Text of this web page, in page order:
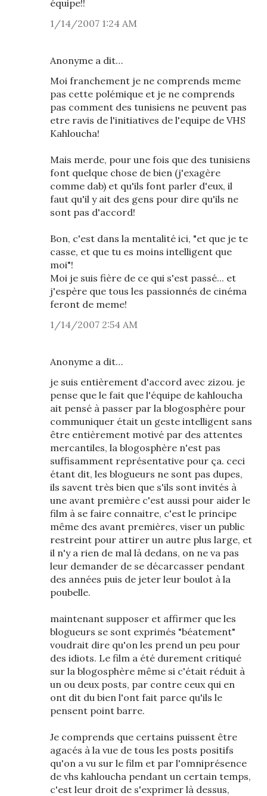
équipe!!
1/14/2007 1:24 AM
Anonyme a dit…
Moi franchement je ne comprends meme
pas cette polémique et je ne comprends
pas comment des tunisiens ne peuvent pas
etre ravis de l'initiatives de l'equipe de VHS
Kahloucha!
Mais merde, pour une fois que des tunisiens
font quelque chose de bien (j'exagère
comme dab) et qu'ils font parler d'eux, il
faut qu'il y ait des gens pour dire qu'ils ne
sont pas d'accord!
Bon, c'est dans la mentalité ici, "et que je te
casse, et que tu es moins intelligent que
moi"!
Moi je suis fière de ce qui s'est passé... et
j'espère que tous les passionnés de cinéma
feront de meme!
1/14/2007 2:54 AM
Anonyme a dit…
je suis entièrement d'accord avec zizou. je
pense que le fait que l'équipe de kahloucha
ait pensé à passer par la blogosphère pour
communiquer était un geste intelligent sans
être entièrement motivé par des attentes
mercantiles, la blogosphère n'est pas
suffisamment représentative pour ça. ceci
étant dit, les blogueurs ne sont pas dupes,
ils savent très bien que s'ils sont invités à
une avant première c'est aussi pour aider le
film à se faire connaitre, c'est le principe
même des avant premières, viser un public
restreint pour attirer un autre plus large, et
il n'y a rien de mal là dedans, on ne va pas
leur demander de se décarcasser pendant
des années puis de jeter leur boulot à la
poubelle.
maintenant supposer et affirmer que les
blogueurs se sont exprimés "béatement"
voudrait dire qu'on les prend un peu pour
des idiots. Le film a été durement critiqué
sur la blogosphère même si c'était réduit à
un ou deux posts, par contre ceux qui en
ont dit du bien l'ont fait parce qu'ils le
pensent point barre.
Je comprends que certains puissent être
agacés à la vue de tous les posts positifs
qu'on a vu sur le film et par l'omniprésence
de vhs kahloucha pendant un certain temps,
c'est leur droit de s'exprimer là dessus,